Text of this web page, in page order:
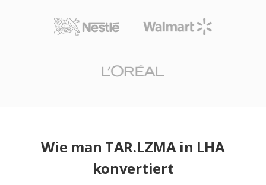
Wie man TAR.LZMA in LHA
konvertiert